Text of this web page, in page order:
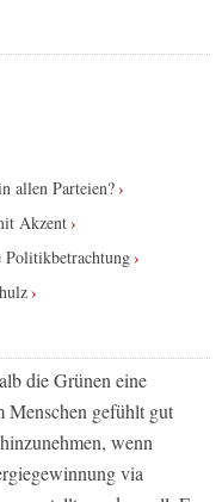
allen Parteien?
Akzent
die Grünen eine
Menschen gefühlt gut
wenn
via